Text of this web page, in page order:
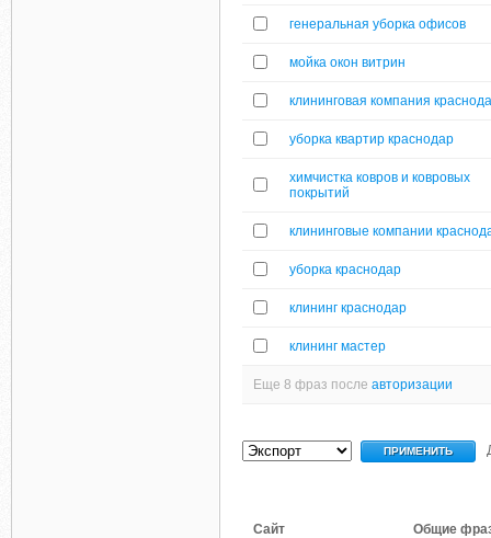
генеральная уборка офисов
мойка окон витрин
клининговая компания
уборка квартир краснодар
химчистка ковров и ковровых
покрытий
клининговые компании
уборка краснодар
клининг краснодар
клининг мастер
Еще 8 фраз после авторизации
Сайт Общие